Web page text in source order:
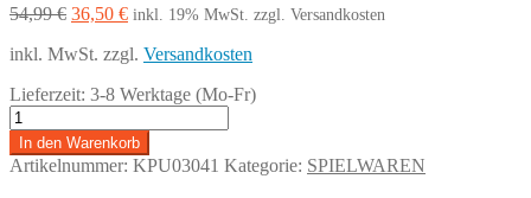
54,99€ Ursprünglicher
war:
36,50 €Aktueller
ist:
inkl. 19% MwSt. zzgl. Versandkosten
inkl. MwSt. zzgl. Versandkosten
Lieferzeit: 3-8 Werktage (Mo-Fr)
Fendt
936
Vario
mit
In den Warenkorb
Artikelnummer: KPU03041 Kategorie: SPIELWAREN